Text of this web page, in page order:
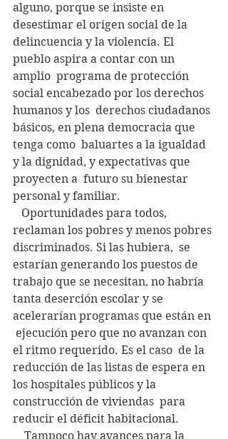
alguno, porque se insiste en
desestimar el origen social de la
delincuencia y la violencia. El
pueblo aspira a contar con un
amplio  programa de protección
social encabezado por los derechos
humanos y los  derechos ciudadanos
básicos, en plena democracia que
tenga como  baluartes a la igualdad
y la dignidad, y expectativas que
proyecten a  futuro su bienestar
personal y familiar.
reclaman los pobres y menos pobres
discriminados. Si las hubiera,  se
estarían generando los puestos de
trabajo que se necesitan, no habría
tanta deserción escolar y se
acelerarían programas que están en
ejecución pero que no avanzan con
el ritmo requerido. Es el caso  de la
reducción de las listas de espera en
los hospitales públicos y la
construcción de viviendas  para
reducir el déficit habitacional.